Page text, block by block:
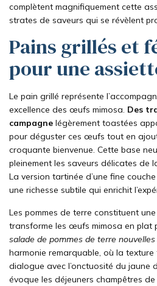
complètent magnifiquement cette
strates de saveurs qui se révèlent
Pains grillés et
pour une
Le pain grillé représente
excellence des œufs mimosa. Des
campagne légèrement toastées
pour déguster ces œufs tout en
croquante bienvenue. Cette base
pleinement les saveurs délicates de
La version tartinée d’une fine
une richesse subtile qui enrichit
Les pommes de terre constituent
transforme les œufs mimosa en plat
salade de pommes de terre nouvelles
harmonie remarquable, où la
dialogue avec l’onctuosité du jaune
évoque les déjeuners champêtres de